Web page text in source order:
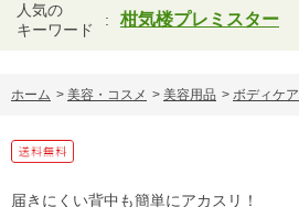
人気の
キーワード
柑気楼プレミスター
ホーム > 美容・コスメ > 美容用品 > ボディケア
届きにくい背中も簡単にアカスリ！